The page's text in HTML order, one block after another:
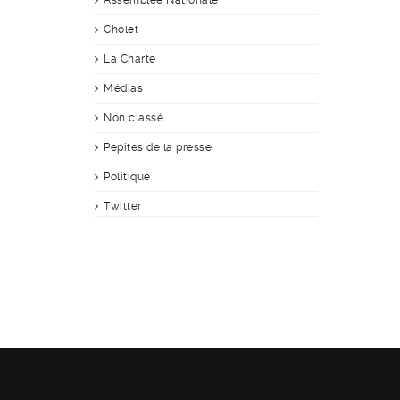
Cholet
La Charte
Médias
Non classé
Pepites de la presse
Politique
Twitter